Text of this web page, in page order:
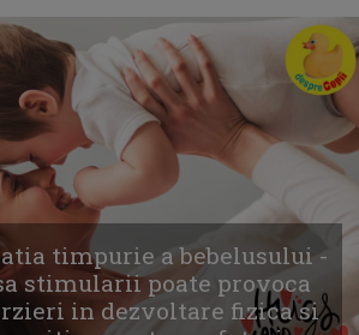
timpurie a bebelusului -
stimularii poate provoca
in dezvoltare fizica si